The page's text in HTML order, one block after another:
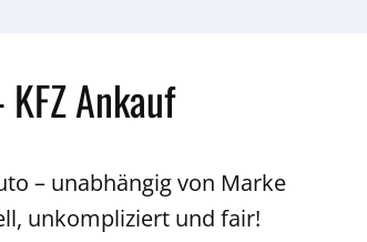
Ankauf
– unabhängig von Marke
unkompliziert und fair!